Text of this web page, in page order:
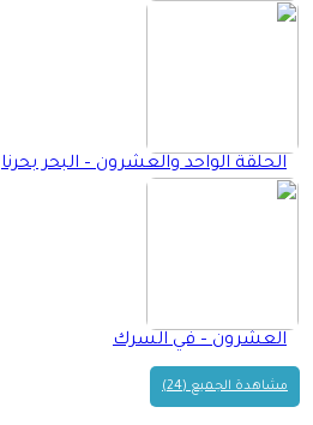
الحلقة الواحد والعشرون – البحر بحرنا
العشرون – في السرك
مشاهدة الجميع (24)